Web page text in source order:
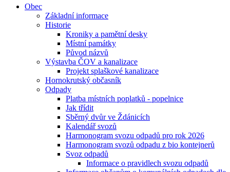
Obec
Základní informace
Historie
Kroniky a pamětní desky
Místní památky
Původ názvů
Výstavba ČOV a kanalizace
Projekt splaškové kanalizace
Hornokrutský občasník
Odpady
Platba místních poplatků - popelnice
Jak třídit
Sběrný dvůr ve Ždánicích
Kalendář svozů
Harmonogram svozu odpadů pro rok 2026
Harmonogram svozů odpadu z bio kontejnerů
Svoz odpadů
Informace o pravidlech svozu odpadů